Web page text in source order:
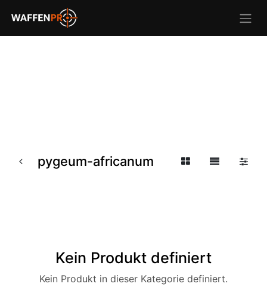
pygeum-africanum
Kein Produkt definiert
Kein Produkt in dieser Kategorie definiert.